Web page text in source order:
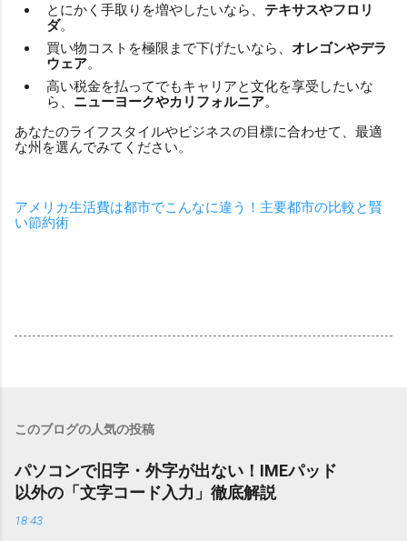
とにかく手取りを増やしたいなら、 テキサスやフロリ
ダ。
買い物コストを極限まで下げたいなら、 オレゴンやデラ
ウェア。
高い税金を払ってでもキャリアと文化を享受したいな
ら、 ニューヨークやカリフォルニア。
あなたのライフスタイルやビジネスの目標に合わせて、最適
な州を選んでみてください。
アメリカ生活費は都市でこんなに違う！主要都市の比較と賢
い節約術
このブログの人気の投稿
パソコンで旧字・外字が出ない！IMEパッド
以外の「文字コード入力」徹底解説
18:43